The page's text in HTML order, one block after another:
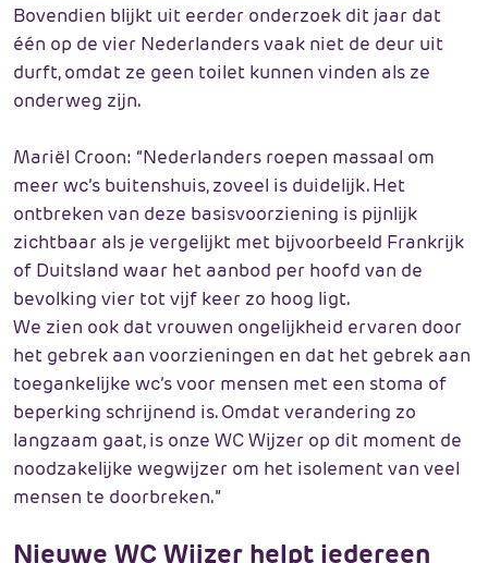
Bovendien blijkt uit eerder onderzoek dit jaar dat
één op de vier Nederlanders vaak niet de deur uit
durft, omdat ze geen toilet kunnen vinden als ze
onderweg zijn.
Mariël Croon: “Nederlanders roepen massaal om
meer wc’s buitenshuis, zoveel is duidelijk. Het
ontbreken van deze basisvoorziening is pijnlijk
zichtbaar als je vergelijkt met bijvoorbeeld Frankrijk
of Duitsland waar het aanbod per hoofd van de
bevolking vier tot vijf keer zo hoog ligt.
We zien ook dat vrouwen ongelijkheid ervaren door
het gebrek aan voorzieningen en dat het gebrek aan
toegankelijke wc’s voor mensen met een stoma of
beperking schrijnend is. Omdat verandering zo
langzaam gaat, is onze WC Wijzer op dit moment de
noodzakelijke wegwijzer om het isolement van veel
mensen te doorbreken.”
Nieuwe WC Wijzer helpt iedereen